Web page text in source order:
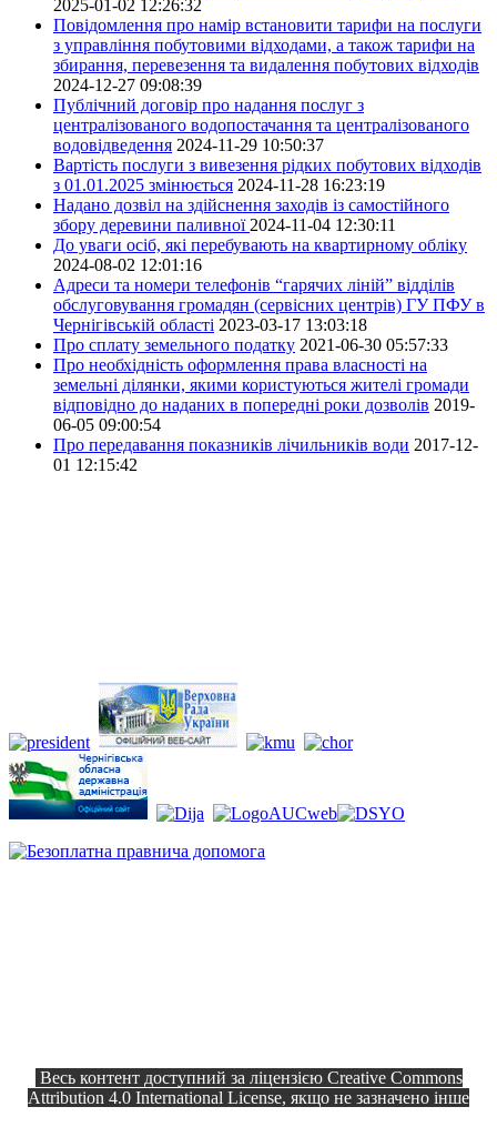
2025-01-02 12:26:32
Повідомлення про намір встановити тарифи на послуги
з управління побутовими відходами, а також тарифи на
збирання, перевезення та видалення побутових відходів
2024-12-27 09:08:39
Публічний договір про надання послуг з
централізованого водопостачання та централізованого
водовідведення 2024-11-29 10:50:37
Вартість послуги з вивезення рідких побутових відходів
з 01.01.2025 змінюється 2024-11-28 16:23:19
Надано дозвіл на здійснення заходів із самостійного
збору деревини паливної 2024-11-04 12:30:11
До уваги осіб, які перебувають на квартирному обліку
2024-08-02 12:01:16
Адреси та номери телефонів “гарячих ліній” відділів
обслуговування громадян (сервісних центрів) ГУ ПФУ в
Чернігівській області 2023-03-17 13:03:18
Про сплату земельного податку 2021-06-30 05:57:33
Про необхідність оформлення права власності на
земельні ділянки, якими користуються жителі громади
відповідно до наданих в попередні роки дозволів 2019-
06-05 09:00:54
Про передавання показників лічильників води 2017-12-
01 12:15:42
Весь контент доступний за ліцензією Creative Commons
Attribution 4.0 International License, якщо не зазначено інше